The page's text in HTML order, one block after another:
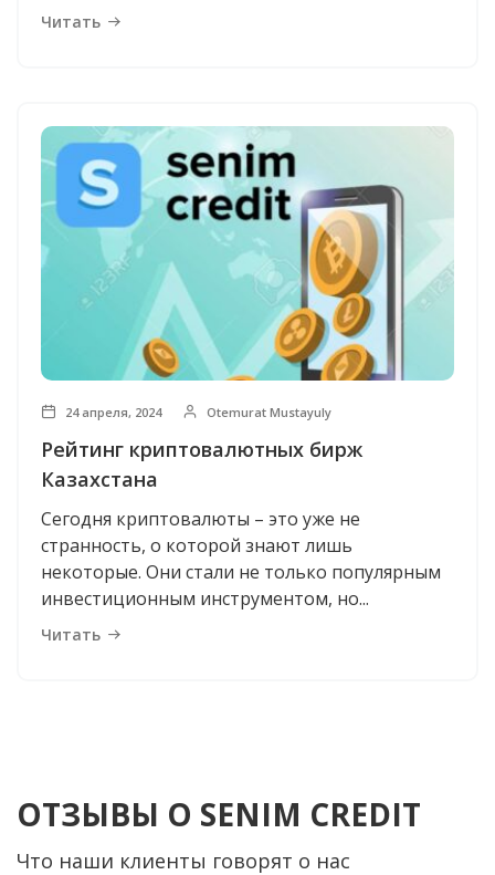
Читать
24 апреля, 2024 Otemurat Mustayuly
Рейтинг криптовалютных бирж
Казахстана
Сегодня криптовалюты – это уже не
странность, о которой знают лишь
некоторые. Они стали не только популярным
инвестиционным инструментом, но...
Читать
ОТЗЫВЫ О SENIM CREDIT
Что наши клиенты говорят о нас